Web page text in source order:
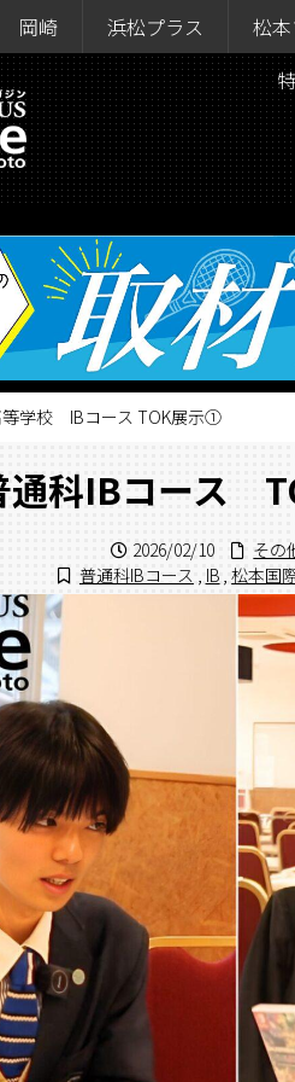
岡崎 浜松プラス 松
等学校 IBコース TOK展示①
科IBコース
2026/02/10 その
普通科IBコース , IB , 松本国